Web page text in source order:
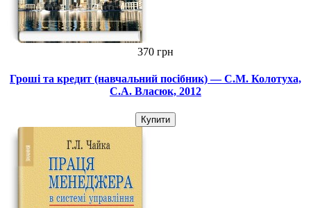
370 грн
Гроші та кредит (навчальний посібник) — С.М. Колотуха,
С.А. Власюк, 2012
Купити